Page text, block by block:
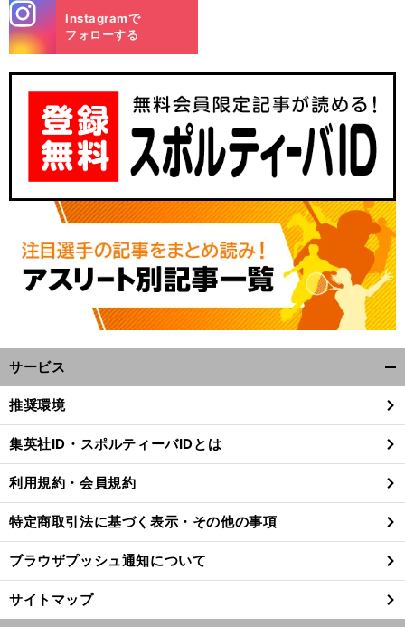
m
Instagramで
フォローする
サービス
閉
る
推奨環境
集英社ID・スポルティーバIDとは
利用規約・会員規約
特定商取引法に基づく表示・その他の事項
ブラウザプッシュ通知について
サイトマップ